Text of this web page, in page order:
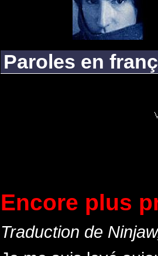
Paroles en
Encore plus
Traduction de